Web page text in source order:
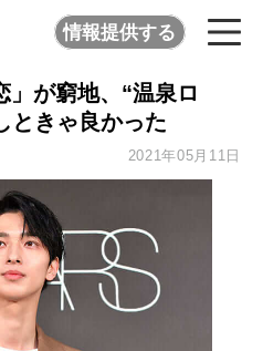
情報提供する
」が窮地、“温泉ロ
ときゃ良かった
2021年05月11日